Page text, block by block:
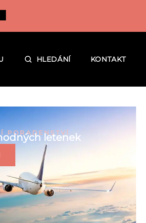
HLEDÁNÍ KONTAKT
letenek